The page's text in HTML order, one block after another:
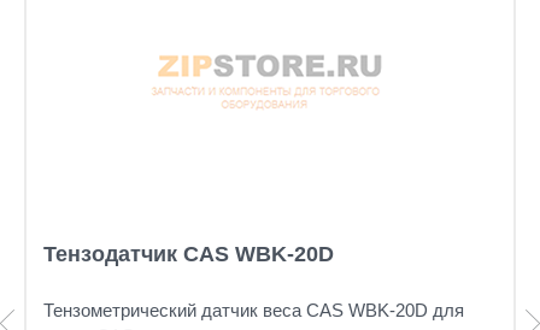
Тензодатчик CAS WBK-20D
Тензометрический датчик веса CAS WBK-20D для